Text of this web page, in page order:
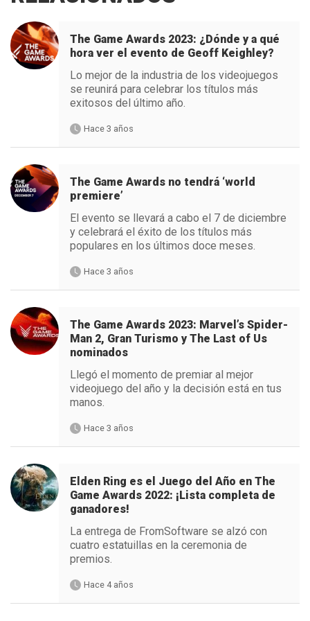
The Game Awards 2023: ¿Dónde y a qué
hora ver el evento de Geoff Keighley?
Lo mejor de la industria de los videojuegos
se reunirá para celebrar los títulos más
exitosos del último año.
Hace 3 años
The Game Awards no tendrá ‘world
premiere’
El evento se llevará a cabo el 7 de diciembre
y celebrará el éxito de los títulos más
populares en los últimos doce meses.
Hace 3 años
The Game Awards 2023: Marvel’s Spider-
Man 2, Gran Turismo y The Last of Us
nominados
Llegó el momento de premiar al mejor
videojuego del año y la decisión está en tus
manos.
Hace 3 años
Elden Ring es el Juego del Año en The
Game Awards 2022: ¡Lista completa de
ganadores!
La entrega de FromSoftware se alzó con
cuatro estatuillas en la ceremonia de
premios.
Hace 4 años